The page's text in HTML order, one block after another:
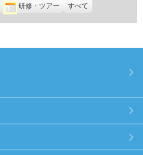
研修・ツアー すべて